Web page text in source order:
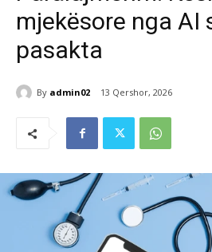
mjekësore nga AI
pasakta
By admin02 13 Qershor, 2026